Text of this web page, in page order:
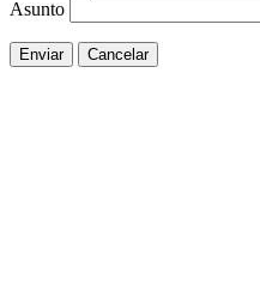
Asunto
Enviar Cancelar